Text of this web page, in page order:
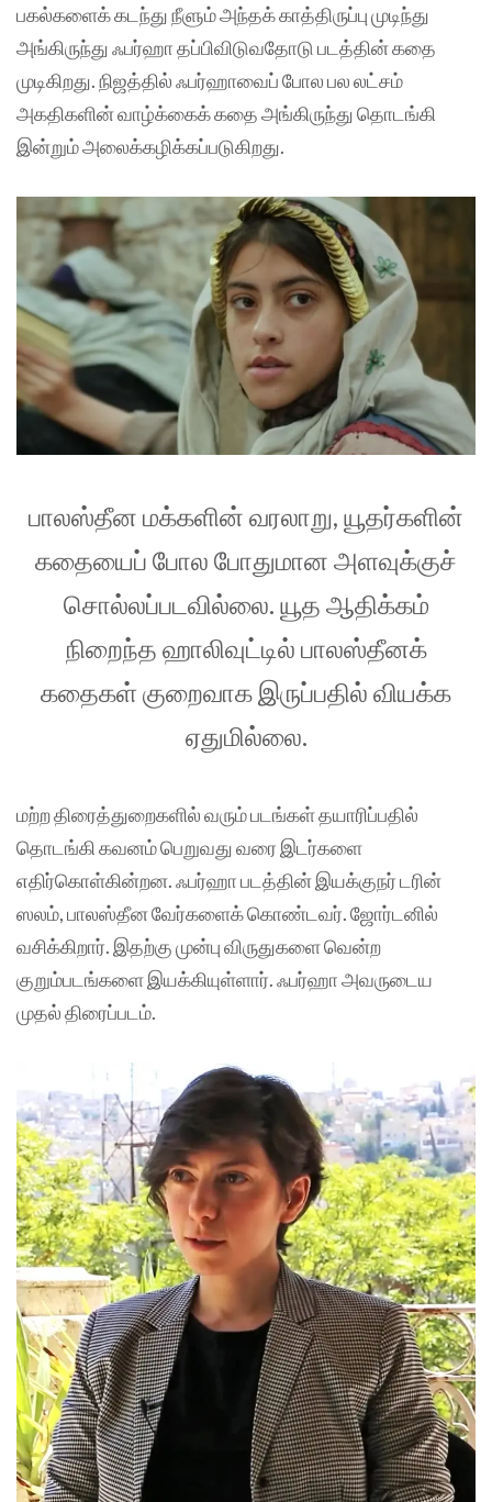
பகல்களைக் கடந்து நீளும் அந்தக் காத்திருப்பு முடிந்து
அங்கிருந்து ஃபர்ஹா தப்பிவிடுவதோடு படத்தின் கதை
முடிகிறது. நிஜத்தில் ஃபர்ஹாவைப் போல பல லட்சம்
அகதிகளின் வாழ்க்கைக் கதை அங்கிருந்து தொடங்கி
இன்றும் அலைக்கழிக்கப்படுகிறது.
பாலஸ்தீன மக்களின் வரலாறு, யூதர்களின்
கதையைப் போல போதுமான அளவுக்குச்
சொல்லப்படவில்லை. யூத ஆதிக்கம்
நிறைந்த ஹாலிவுட்டில் பாலஸ்தீனக்
கதைகள் குறைவாக இருப்பதில் வியக்க
ஏதுமில்லை.
மற்ற திரைத்துறைகளில் வரும் படங்கள் தயாரிப்பதில்
தொடங்கி கவனம் பெறுவது வரை இடர்களை
எதிர்கொள்கின்றன. ஃபர்ஹா படத்தின் இயக்குநர் டரின்
ஸலம், பாலஸ்தீன வேர்களைக் கொண்டவர். ஜோர்டனில்
வசிக்கிறார். இதற்கு முன்பு விருதுகளை வென்ற
குறும்படங்களை இயக்கியுள்ளார். ஃபர்ஹா அவருடைய
முதல் திரைப்படம்.